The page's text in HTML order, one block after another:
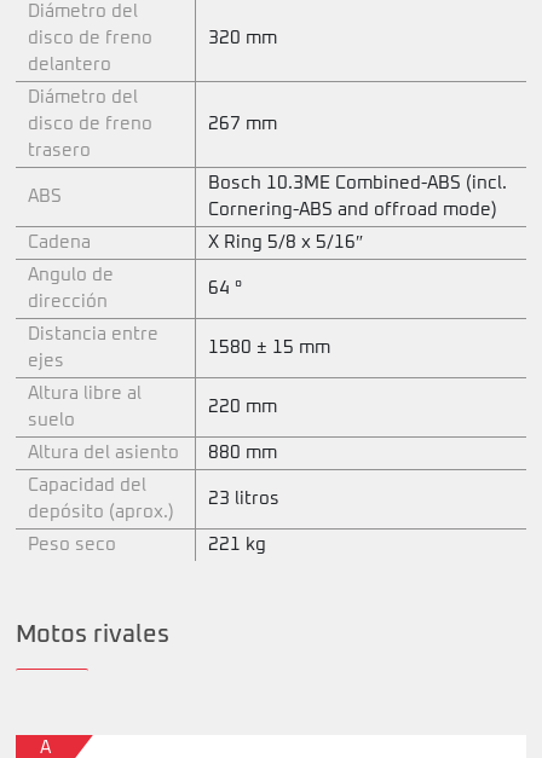
Diámetro del
disco de freno
delantero
320 mm
Diámetro del
disco de freno
trasero
267 mm
ABS
Bosch 10.3ME Combined-ABS (incl.
Cornering-ABS and offroad mode)
Cadena
X Ring 5/8 x 5/16″
Angulo de
dirección
64 °
Distancia entre
ejes
1580 ± 15 mm
Altura libre al
suelo
220 mm
Altura del asiento
880 mm
Capacidad del
depósito (aprox.)
23 litros
Peso seco 221 kg
Motos rivales
A